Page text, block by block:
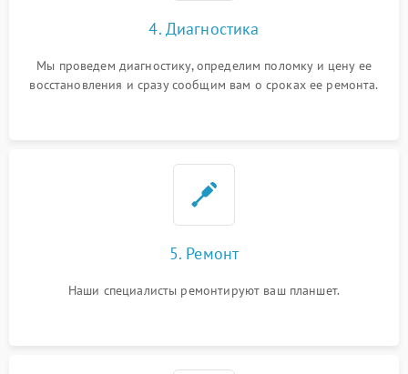
4. Диагностика
Мы проведем диагностику, определим поломку и цену ее
восстановления и сразу сообщим вам о сроках ее ремонта.
5. Ремонт
Наши специалисты ремонтируют ваш планшет.